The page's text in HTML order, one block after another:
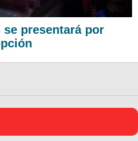
se presentará por